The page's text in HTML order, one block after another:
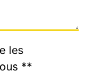
les
**